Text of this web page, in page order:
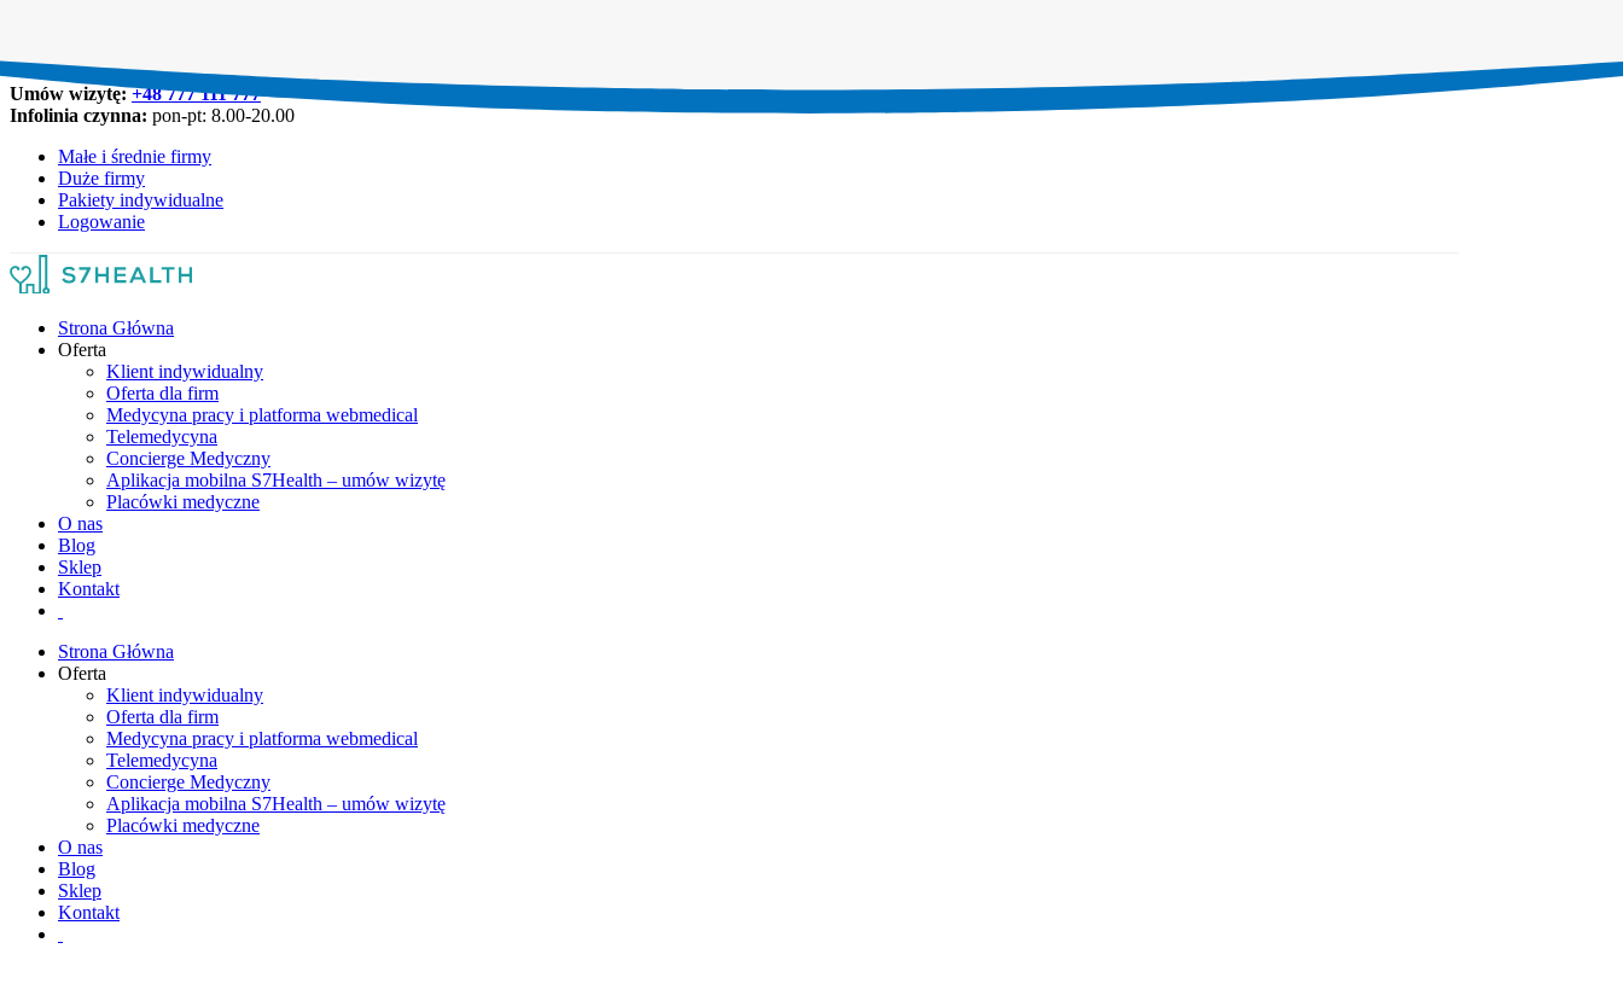
Umów wizytę:+48 777 111 777
Infolinia czynna: pon-pt: 8.00-20.00
Małe i średnie firmy
Duże firmy
Pakiety indywidualne
Logowanie
Strona Główna
Oferta
Klient indywidualny
Oferta dla firm
Medycyna pracy i platforma webmedical
Telemedycyna
Concierge Medyczny
Aplikacja mobilna S7Health – umów wizytę
Placówki medyczne
O nas
Blog
Sklep
Kontakt
Strona Główna
Oferta
Klient indywidualny
Oferta dla firm
Medycyna pracy i platforma webmedical
Telemedycyna
Concierge Medyczny
Aplikacja mobilna S7Health – umów wizytę
Placówki medyczne
O nas
Blog
Sklep
Kontakt